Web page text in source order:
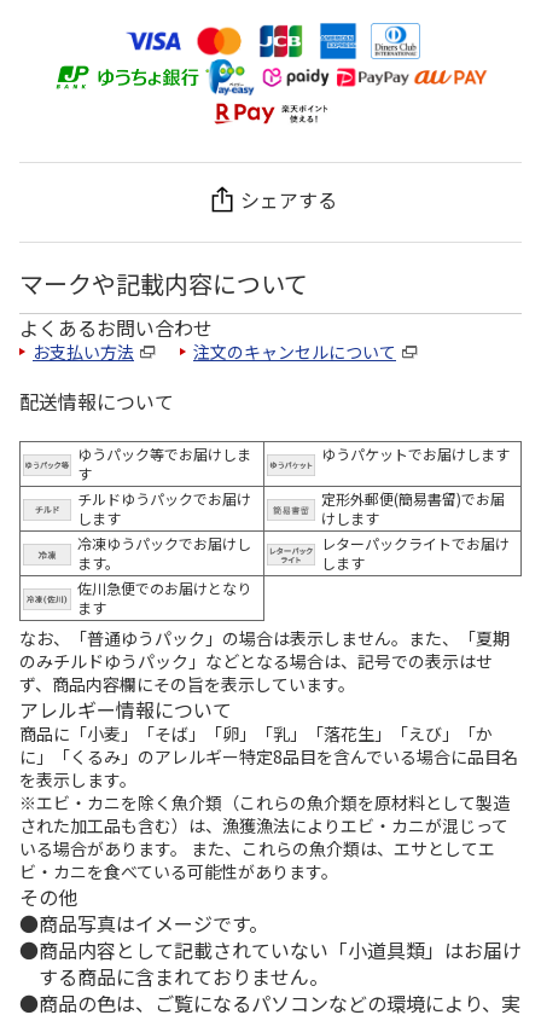
シェアする
マークや記載内容について
よくあるお問い合わせ
お支払い方法 注文のキャンセルについて
配送情報について
ゆうパック等でお届けしま
す
ゆうパケットでお届けします
チルドゆうパックでお届け
します
定形外郵便(簡易書留)でお届
けします
冷凍ゆうパックでお届けし
ます。
レターパックライトでお届け
します
佐川急便でのお届けとなり
ます
なお、「普通ゆうパック」の場合は表示しません。また、「夏期
のみチルドゆうパック」などとなる場合は、記号での表示はせ
ず、商品内容欄にその旨を表示しています。
アレルギー情報について
商品に「小麦」「そば」「卵」「乳」「落花生」「えび」「か
に」「くるみ」のアレルギー特定8品目を含んでいる場合に品目名
を表示します。
※エビ・カニを除く魚介類（これらの魚介類を原材料として製造
された加工品も含む）は、漁獲漁法によりエビ・カニが混じって
いる場合があります。 また、これらの魚介類は、エサとしてエ
ビ・カニを食べている可能性があります。
その他
商品写真はイメージです。
商品内容として記載されていない「小道具類」はお届け
する商品に含まれておりません。
商品の色は、ご覧になるパソコンなどの環境により、実